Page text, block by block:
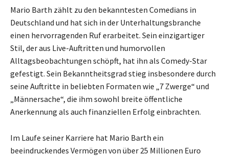
Mario Barth zählt zu den bekanntesten Comedians in
Deutschland und hat sich in der Unterhaltungsbranche
einen hervorragenden Ruf erarbeitet. Sein einzigartiger
Stil, der aus Live-Auftritten und humorvollen
Alltagsbeobachtungen schöpft, hat ihn als Comedy-Star
gefestigt. Sein Bekanntheitsgrad stieg insbesondere durch
seine Auftritte in beliebten Formaten wie „7 Zwerge“ und
„Männersache“, die ihm sowohl breite öffentliche
Anerkennung als auch finanziellen Erfolg einbrachten.
Im Laufe seiner Karriere hat Mario Barth ein
beeindruckendes Vermögen von über 25 Millionen Euro